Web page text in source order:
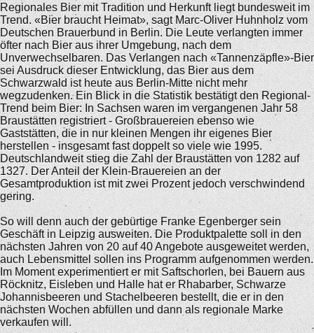
Regionales Bier mit Tradition und Herkunft liegt bundesweit im
Trend. «Bier braucht Heimat», sagt Marc-Oliver Huhnholz vom
Deutschen Brauerbund in Berlin. Die Leute verlangten immer
öfter nach Bier aus ihrer Umgebung, nach dem
Unverwechselbaren. Das Verlangen nach «Tannenzäpfle»-Bier
sei Ausdruck dieser Entwicklung, das Bier aus dem
Schwarzwald ist heute aus Berlin-Mitte nicht mehr
wegzudenken. Ein Blick in die Statistik bestätigt den Regional-
Trend beim Bier: In Sachsen waren im vergangenen Jahr 58
Braustätten registriert - Großbrauereien ebenso wie
Gaststätten, die in nur kleinen Mengen ihr eigenes Bier
herstellen - insgesamt fast doppelt so viele wie 1995.
Deutschlandweit stieg die Zahl der Braustätten von 1282 auf
1327. Der Anteil der Klein-Brauereien an der
Gesamtproduktion ist mit zwei Prozent jedoch verschwindend
gering.
So will denn auch der gebürtige Franke Egenberger sein
Geschäft in Leipzig ausweiten. Die Produktpalette soll in den
nächsten Jahren von 20 auf 40 Angebote ausgeweitet werden,
auch Lebensmittel sollen ins Programm aufgenommen werden.
Im Moment experimentiert er mit Saftschorlen, bei Bauern aus
Röcknitz, Eisleben und Halle hat er Rhabarber, Schwarze
Johannisbeeren und Stachelbeeren bestellt, die er in den
nächsten Wochen abfüllen und dann als regionale Marke
verkaufen will.